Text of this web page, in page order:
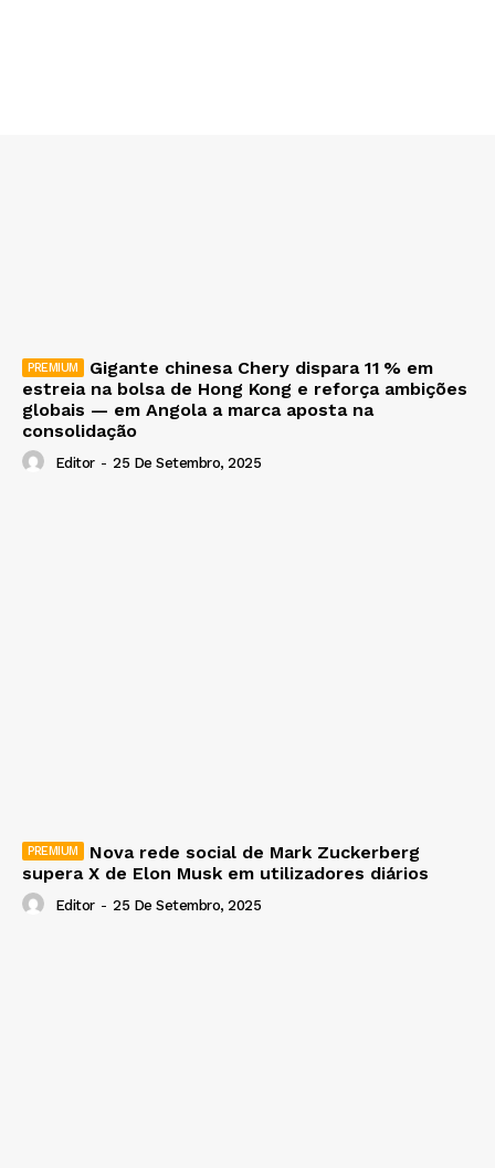
Gigante chinesa Chery dispara 11 % em
estreia na bolsa de Hong Kong e reforça ambições
globais — em Angola a marca aposta na
consolidação
Editor - 25 De Setembro, 2025
Nova rede social de Mark Zuckerberg
supera X de Elon Musk em utilizadores diários
Editor - 25 De Setembro, 2025